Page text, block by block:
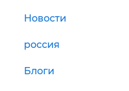
Новости
россия
Блоги